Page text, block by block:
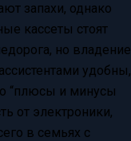
запахи, однако
кассеты стоят
но владение
удобны,
“плюсы и минусы
от электроники,
в семьях с